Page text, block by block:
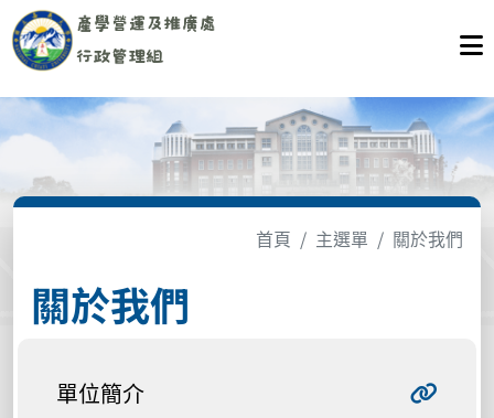
首頁 主選單 關於我們
關於我們
單位簡介